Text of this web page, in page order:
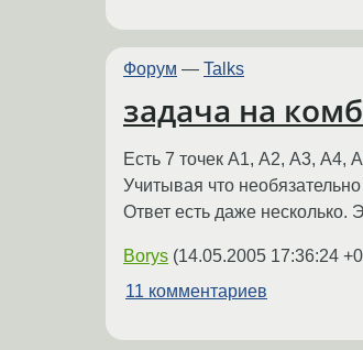
Форум — Talks
задача на
Есть 7 точек А1, А2, А3, А4,
Учитывая что
Ответ есть даже несколько.
Borys (14.05.2005 17:36:24
11 комментариев